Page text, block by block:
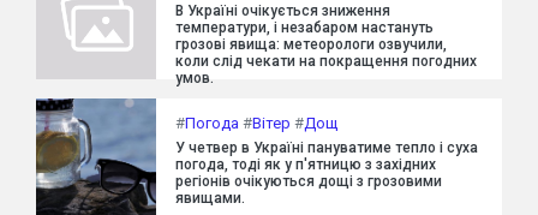
В Україні очікується зниження
температури, і незабаром настануть
грозові явища: метеорологи озвучили,
коли слід чекати на покращення погодних
умов.
#Погода #Вітер #Дощ
У четвер в Україні пануватиме тепло і суха
погода, тоді як у п'ятницю з західних
регіонів очікуються дощі з грозовими
явищами.